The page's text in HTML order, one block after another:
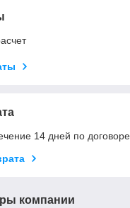
14 дней по
компании